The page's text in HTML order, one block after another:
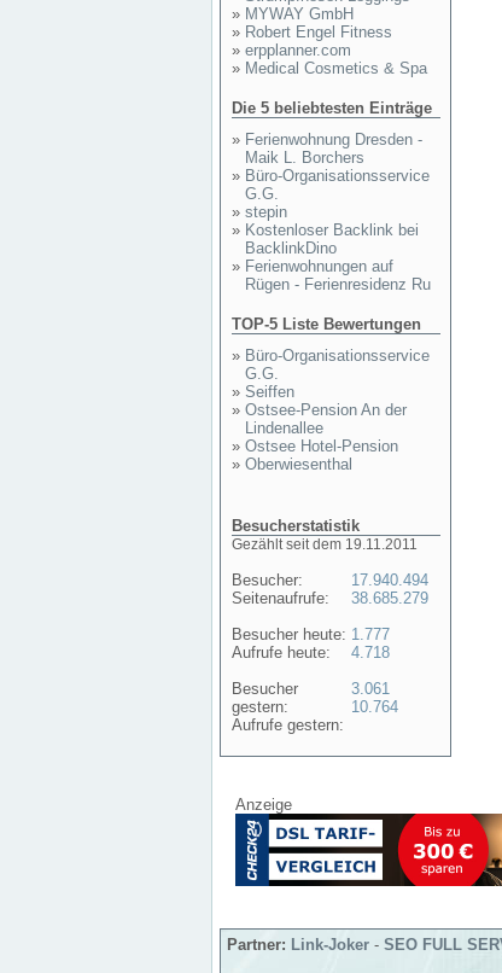
» MYWAY GmbH
» Robert Engel Fitness
» erpplanner.com
» Medical Cosmetics & Spa
Die 5 beliebtesten Einträge
» Ferienwohnung Dresden -
Maik L. Borchers
» Büro-Organisationsservice
G.G.
» stepin
» Kostenloser Backlink bei
BacklinkDino
» Ferienwohnungen auf
Rügen - Ferienresidenz Ru
TOP-5 Liste Bewertungen
» Büro-Organisationsservice
G.G.
» Seiffen
» Ostsee-Pension An der
Lindenallee
» Ostsee Hotel-Pension
» Oberwiesenthal
Besucherstatistik
Gezählt seit dem 19.11.2011
Besucher:
Seitenaufrufe:
Besucher heute:
Aufrufe heute:
Besucher
gestern:
Aufrufe gestern:
17.940.494
38.685.279
1.777
4.718
3.061
10.764
Anzeige
Partner: Link-Joker - SEO FULL